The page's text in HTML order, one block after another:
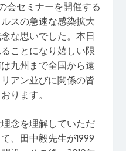
会セミナーを開催する
スの急速な感染拡大
な思いでした。本日
ことになり嬉しい限
九州まで全国から遠
アン並びに関係の皆
ります。
念を理解していただ
、田中毅先生が1999